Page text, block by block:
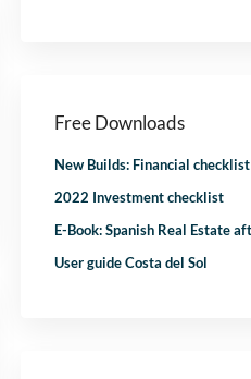
super werk verricht
adviseren, dit is zoals
klant behandeld wilt
Free Downloads
New Builds: Financial checklist
2022 Investment checklist
E-Book: Spanish Real Estate
User guide Costa del Sol